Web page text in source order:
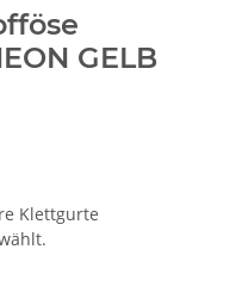
GELB
Klettgurte